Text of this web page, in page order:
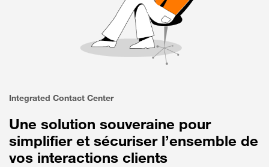
Integrated Contact Center
Une solution souveraine pour
simplifier et sécuriser l’ensemble de
vos interactions clients